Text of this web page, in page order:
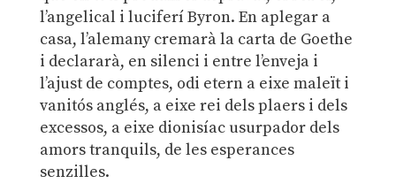
l’angelical i luciferí Byron. En aplegar a
casa, l’alemany cremarà la carta de Goethe
i declararà, en silenci i entre l’enveja i
l’ajust de comptes, odi etern a eixe maleït i
vanitós anglés, a eixe rei dels plaers i dels
excessos, a eixe dionisíac usurpador dels
amors tranquils, de les esperances
senzilles.